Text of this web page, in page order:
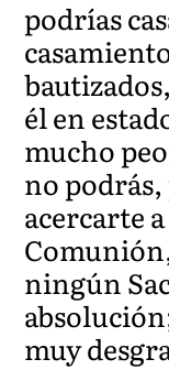
podrías
él en
mucho
no
acercarte
ningún
muy